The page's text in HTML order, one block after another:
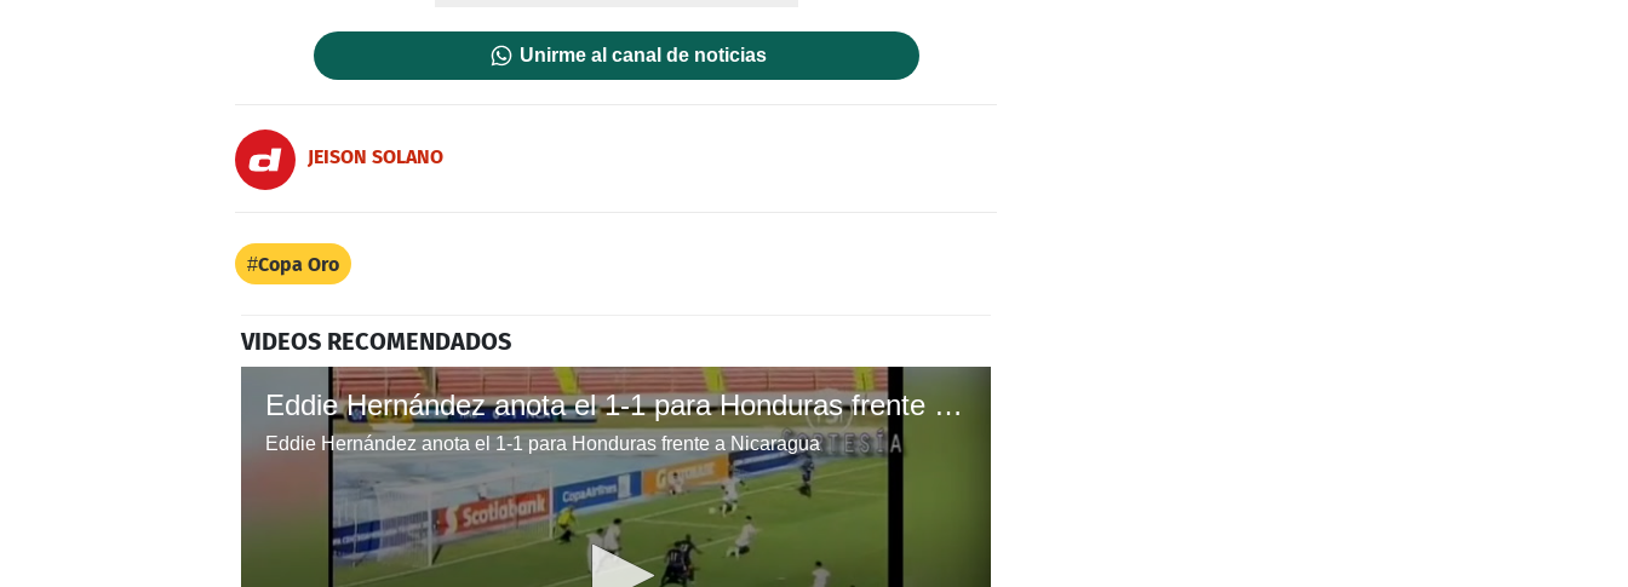
Unirme al canal de noticias
JEISON SOLANO
Copa Oro
VIDEOS RECOMENDADOS
Eddie Hernández anota el 1-1 para Honduras frente a Nicaragua
Eddie Hernández anota el 1-1 para Honduras frente a Nicaragua